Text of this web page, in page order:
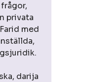
privata
med
darija